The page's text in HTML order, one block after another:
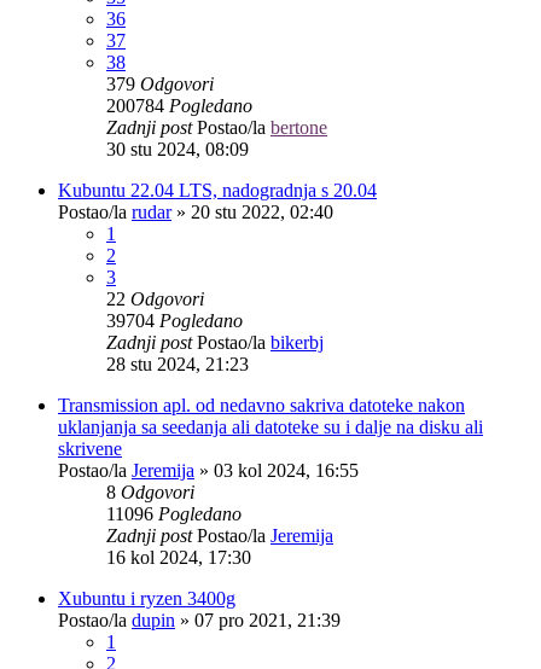
36
37
38
379 Odgovori
200784 Pogledano
Zadnji postPostao/la bertone
30 stu 2024, 08:09
Kubuntu 22.04 LTS, nadogradnja s 20.04
Postao/la rudar» 20 stu 2022, 02:40
1
2
3
22 Odgovori
39704 Pogledano
Zadnji postPostao/la bikerbj
28 stu 2024, 21:23
Transmission apl. od nedavno sakriva datoteke nakon
uklanjanja sa seedanja ali datoteke su i dalje na disku ali
skrivene
Postao/la Jeremija » 03 kol 2024, 16:55
8 Odgovori
11096 Pogledano
Zadnji postPostao/la Jeremija
16 kol 2024, 17:30
Xubuntu i ryzen 3400g
Postao/la dupin » 07 pro 2021, 21:39
1
2